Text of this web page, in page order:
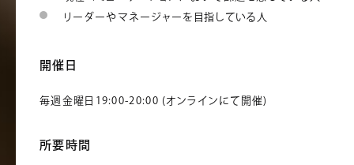
リーダーやマネージャーを目指している人
開催日
毎週金曜日19:00-20:00 (オンラインにて開催)
所要時間